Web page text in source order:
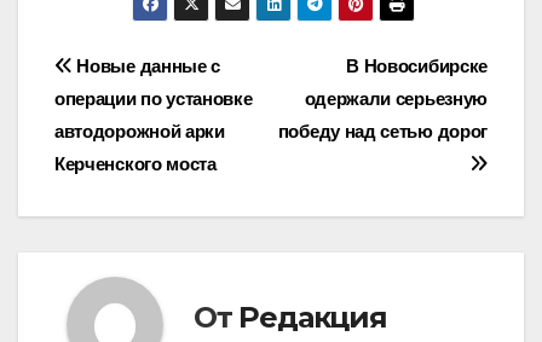
Навигация
по
записям
В Новосибирске
одержали серьезную
победу над сетью дорог
Новые данные с
операции по установке
автодорожной арки
Керченского моста
От Редакция